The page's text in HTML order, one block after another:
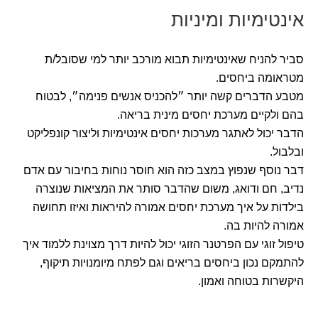
אינטימיות ומיניות
סביר להניח שאינטימיות תבוא מורכב יותר למי שסובל/ת
מטראומה ביחסים.
מטבע הדברים קשה יותר ״להכניס אנשים פנימה״, לבטוח
בהם ולקיים מערכת יחסים מינית בריאה.
הדבר יכול לאתגר מערכות יחסים אינטימיות וליצור קונפליקט
ובלבול.
דבר נוסף שנפוץ במצב כזה הוא חוסר נוחות בחיבור עם אדם
נדיב, חם ודואג, משום שהדבר סותר את המציאות שנוצרה
בילדות על איך מערכת יחסים אמורה להיראות ואיזו תחושה
אמורה להיות בה.
טיפול זוגי עם הפרטנר הזוגי יכול להיות דרך מצוינת ללמוד איך
להתמקם נכון ביחסים בריאים וגם לפתח מיומנויות תיקוף,
היקשרות בטוחה ואמון.